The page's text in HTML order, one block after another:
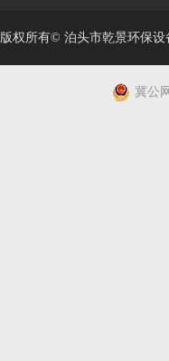
版权所有© 泊头市乾景环保
冀公